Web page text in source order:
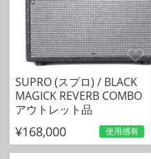
SUPRO (スプロ) / BLACK
MAGICK REVERB COMBO
アウトレット品
¥168,000 使用感有